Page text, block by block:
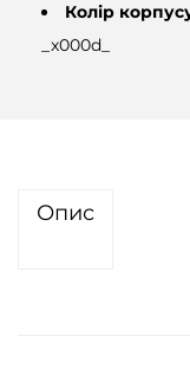
Колір
_x000d_
Опис